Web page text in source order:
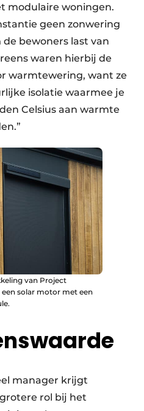
modulaire woningen.
geen zonwering
bewoners last van
waren hierbij de
warmtewering, want ze
isolatie waarmee je
Celsius aan warmte
van Project
solar motor met een
manager krijgt
rol bij het